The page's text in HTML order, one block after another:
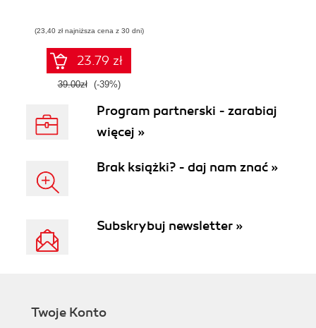
(23,40 zł najniższa cena z 30 dni)
23.79 zł
39.00zł (-39%)
Program partnerski - zarabiaj
więcej »
Brak książki? - daj nam znać »
Subskrybuj newsletter »
Twoje Konto